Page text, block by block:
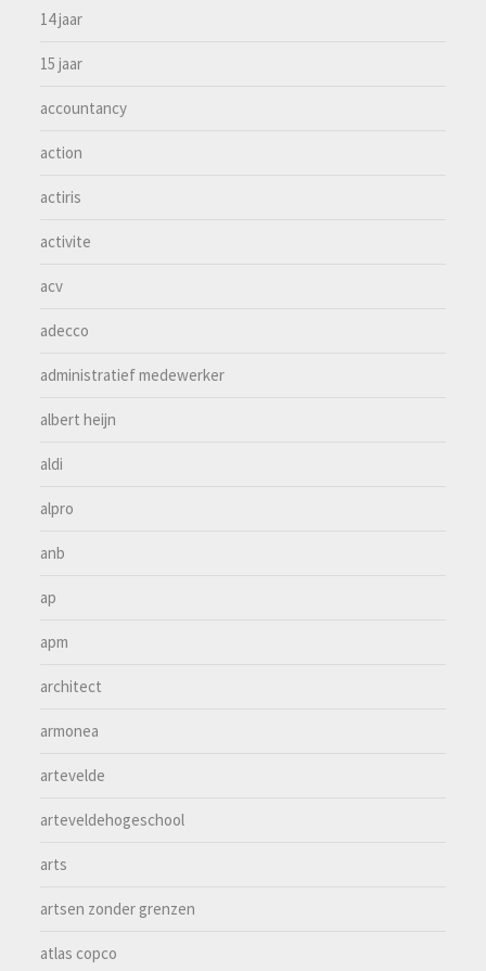
14 jaar
15 jaar
accountancy
action
actiris
activite
acv
adecco
administratief medewerker
albert heijn
aldi
alpro
anb
ap
apm
architect
armonea
artevelde
arteveldehogeschool
arts
artsen zonder grenzen
atlas copco